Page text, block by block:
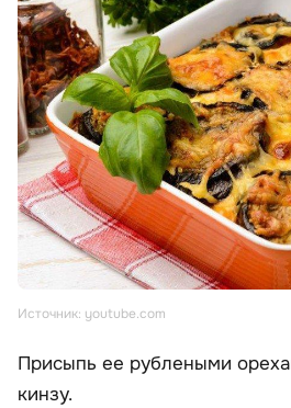
Источник: youtube.com
Присыпь ее рублеными
кинзу.